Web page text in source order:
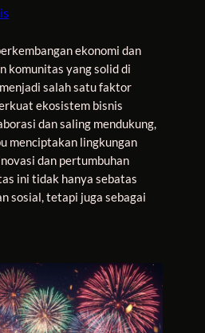
ekonomi dan
komunitas yang solid di
salah satu faktor
ekosistem bisnis
dan saling mendukung,
menciptakan lingkungan
dan pertumbuhan
ini tidak hanya sebatas
sosial, tetapi juga sebagai